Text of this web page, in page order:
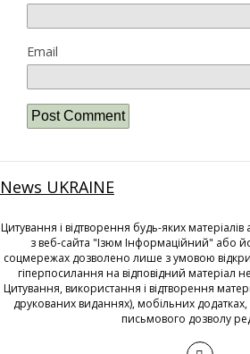
Email
News UKRAINE
Цитування і відтворення будь-яких матеріалів
з веб-сайта "Ізюм Інформаційний" або
соцмережах дозволено лише з умовою
гіперпосилання на відповідний матеріал
Цитування, використання і відтворення
друкованих виданнях), мобільних
письмового дозволу